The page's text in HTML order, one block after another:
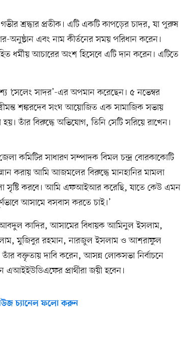
শ্রদ্ধার প্রতীক। এটি একটি কাপড়ের চাদর, যা পুরুষ
অনুষ্ঠান এবং নাম কীর্তনের সময় পরিধান করেন।
ধর্মীয় আচারের অংশ হিসেবে এটি দান করেন। এটিতে
‘সেলেং সাদর’-এর অপমান করেছেন। ৫ নভেম্বর
শঙ্করদেব সংঘ আয়োজিত এক সামাজিক সভায়
তাঁর বিরুদ্ধে অভিযোগ, তিনি সেটি সরিয়ে রাখেন।
কমিটির সাধারণ সম্পাদক বিমল চন্দ্র বোরকাকোটি
করায় আমি আজমলের বিরুদ্ধে মানহানির মামলা
সৃষ্টি করবে। আমি এফআইআর করেছি, যাতে কেউ এমন
আসামে বসবাস করতে চাই।’
কাদির, আসামের বিধায়ক আমিনুল ইসলাম,
মুজিবুর রহমান, নারজুল ইসলাম ও আশরাফুল
বক্তৃতায় দাবি করেন, আসন্ন লোকসভা নির্বাচনে
প্রার্থীরা জয়ী হবেন।
চ্যানেল ফলো করুন